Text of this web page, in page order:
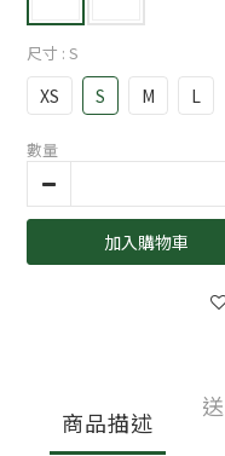
尺寸 : S
XS S M L
數量
加入購物車
商品描述